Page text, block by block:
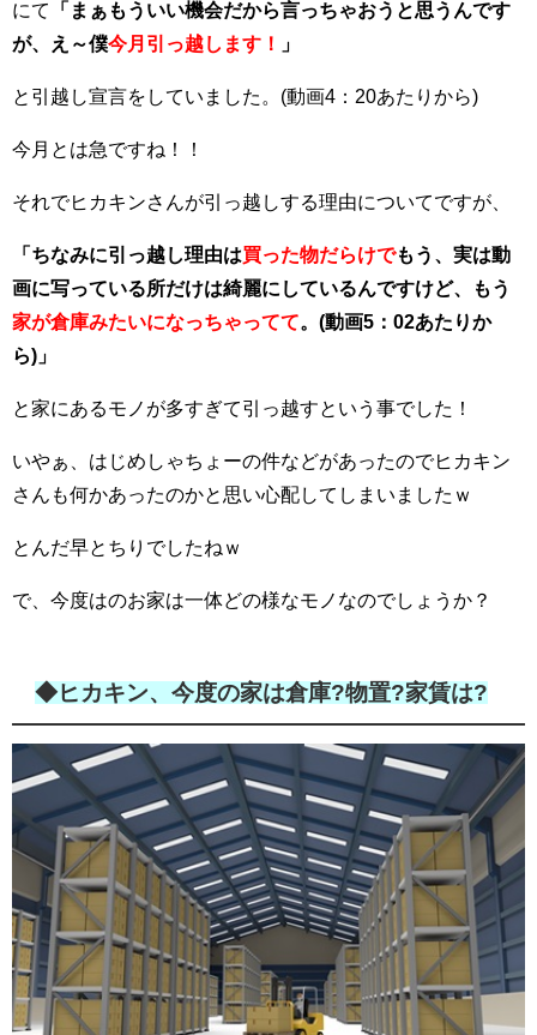
にて
「まぁもういい機会だから言っちゃおうと思うんです
が、え～僕今月引っ越します！ 」
と引越し宣言をしていました。(動画4：20あたりから)
今月とは急ですね！！
それでヒカキンさんが引っ越しする理由についてですが、
「ちなみに引っ越し理由は買った物だらけでもう、実は動
画に写っている所だけは綺麗にしているんですけど、もう
家が倉庫みたいになっちゃってて。(動画5：02あたりか
ら)」
と家にあるモノが多すぎて引っ越すという事でした！
いやぁ、はじめしゃちょーの件などがあったのでヒカキン
さんも何かあったのかと思い心配してしまいましたｗ
とんだ早とちりでしたねｗ
で、今度はのお家は一体どの様なモノなのでしょうか？
◆ヒカキン、今度の家は倉庫?物置?家賃は?